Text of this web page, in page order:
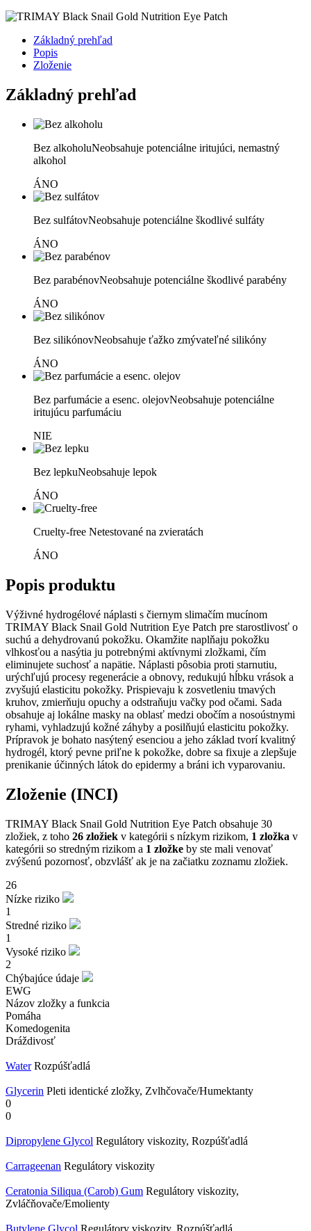
Základný prehľad
Popis
Zloženie
Základný prehľad
Bez alkoholuNeobsahuje potenciálne iritujúci, nemastný
alkohol
ÁNO
Bez sulfátovNeobsahuje potenciálne škodlivé sulfáty
ÁNO
Bez parabénovNeobsahuje potenciálne škodlivé parabény
ÁNO
Bez silikónovNeobsahuje ťažko zmývateľné silikóny
ÁNO
Bez parfumácie a esenc. olejovNeobsahuje potenciálne
iritujúcu parfumáciu
NIE
Bez lepkuNeobsahuje lepok
ÁNO
Cruelty-free Netestované na zvieratách
ÁNO
Popis produktu
Výživné hydrogélové náplasti s čiernym slimačím mucínom
TRIMAY Black Snail Gold Nutrition Eye Patch pre starostlivosť o
suchú a dehydrovanú pokožku. Okamžite naplňaju pokožku
vlhkosťou a nasýtia ju potrebnými aktívnymi zložkami, čím
eliminujete suchosť a napätie. Náplasti pôsobia proti starnutiu,
urýchľujú procesy regenerácie a obnovy, redukujú hĺbku vrások a
zvyšujú elasticitu pokožky. Prispievaju k zosvetleniu tmavých
kruhov, zmierňuju opuchy a odstraňuju vačky pod očami. Sada
obsahuje aj lokálne masky na oblasť medzi obočím a nosoústnymi
ryhami, vyhladzujú kožné záhyby a posilňujú elasticitu pokožky.
Prípravok je bohato nasýtený esenciou a jeho základ tvorí kvalitný
hydrogél, ktorý pevne priľne k pokožke, dobre sa fixuje a zlepšuje
prenikanie účinných látok do epidermy a bráni ich vyparovaniu.
Zloženie (INCI)
TRIMAY Black Snail Gold Nutrition Eye Patch obsahuje 30
zložiek, z toho 26 zložiek v kategórii s nízkym rizikom, 1 zložka v
kategórii so stredným rizikom a 1 zložke by ste mali venovať
zvýšenú pozornosť, obzvlášť ak je na začiatku zoznamu zložiek.
26
Nízke riziko
1
Stredné riziko
1
Vysoké riziko
2
Chýbajúce údaje
EWG
Názov zložky a funkcia
Pomáha
Komedogenita
Dráždivosť
Water Rozpúšťadlá
Glycerin Pleti identické zložky, Zvlhčovače/Humektanty
0
0
Dipropylene Glycol Regulátory viskozity, Rozpúšťadlá
Carrageenan Regulátory viskozity
Ceratonia Siliqua (Carob) Gum Regulátory viskozity,
Zvláčňovače/Emolienty
​Butylene Glycol Regulátory viskozity, Rozpúšťadlá,